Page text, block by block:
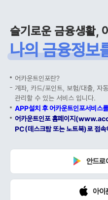
슬기로운 금융생활,
나의 금융정보
어카운트인포란?
계좌, 카드/포인트, 보험/대출, 자
관리할 수 있는 서비스 입니다.
APP설치 후 어카운트인포서비스
어카운트인포 홈페이지
PC(데스크탑 또는 노트북)로 접속
안드로
아이